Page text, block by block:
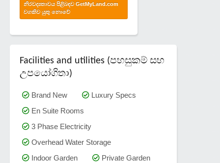
නිරවද්‍යතාවය පිළිබඳව GetMyLand.com
වගකිව යුතු නොවේ
Facilities and utilities (පහසුකම් සහ
උපයෝගිතා)
Brand New
Luxury Specs
En Suite Rooms
3 Phase Electricity
Overhead Water Storage
Indoor Garden
Private Garden